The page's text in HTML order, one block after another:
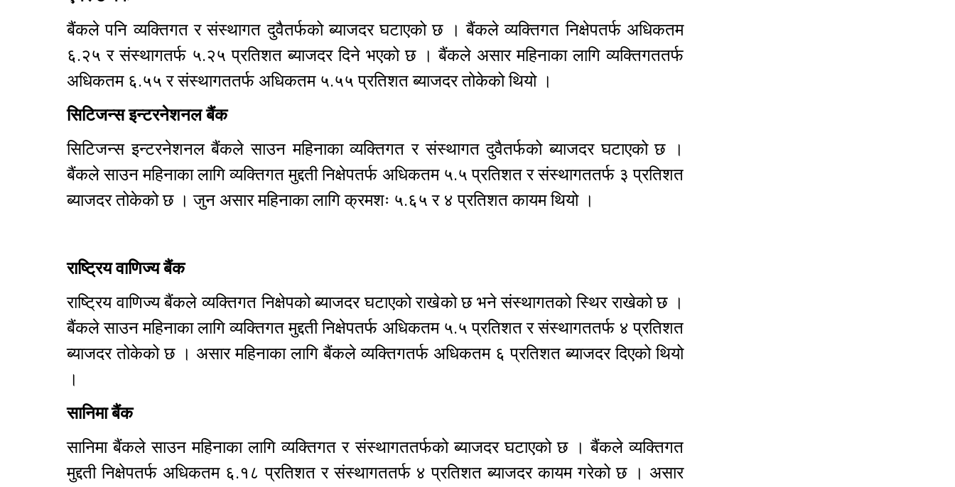
बैंकले पनि व्यक्तिगत र संस्थागत दुवैतर्फको ब्याजदर घटाएको छ । बैंकले व्यक्तिगत निक्षेपतर्फ अधिकतम
६.२५ र संस्थागतर्फ ५.२५ प्रतिशत ब्याजदर दिने भएको छ । बैंकले असार महिनाका लागि व्यक्तिगततर्फ
अधिकतम ६.५५ र संस्थागततर्फ अधिकतम ५.५५ प्रतिशत ब्याजदर तोकेको थियो ।
सिटिजन्स इन्टरनेशनल बैंक
सिटिजन्स इन्टरनेशनल बैंकले साउन महिनाका व्यक्तिगत र संस्थागत दुवैतर्फको ब्याजदर घटाएको छ ।
बैंकले साउन महिनाका लागि व्यक्तिगत मुद्दती निक्षेपतर्फ अधिकतम ५.५ प्रतिशत र संस्थागततर्फ ३ प्रतिशत
ब्याजदर तोकेको छ । जुन असार महिनाका लागि क्रमशः ५.६५ र ४ प्रतिशत कायम थियो ।
राष्ट्रिय वाणिज्य बैंक
राष्ट्रिय वाणिज्य बैंकले व्यक्तिगत निक्षेपको ब्याजदर घटाएको राखेको छ भने संस्थागतको स्थिर राखेको छ ।
बैंकले साउन महिनाका लागि व्यक्तिगत मुद्दती निक्षेपतर्फ अधिकतम ५.५ प्रतिशत र संस्थागततर्फ ४ प्रतिशत
ब्याजदर तोकेको छ । असार महिनाका लागि बैंकले व्यक्तिगतर्फ अधिकतम ६ प्रतिशत ब्याजदर दिएको थियो
।
सानिमा बैंक
सानिमा बैंकले साउन महिनाका लागि व्यक्तिगत र संस्थागततर्फको ब्याजदर घटाएको छ । बैंकले व्यक्तिगत
मुद्दती निक्षेपतर्फ अधिकतम ६.१८ प्रतिशत र संस्थागततर्फ ४ प्रतिशत ब्याजदर कायम गरेको छ । असार